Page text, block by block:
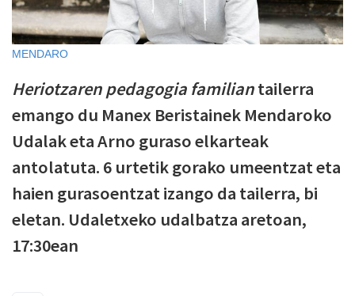
MENDARO
Heriotzaren pedagogia familiantailerra
emango du Manex Beristainek Mendaroko
Udalak eta Arno guraso elkarteak
antolatuta. 6 urtetik gorako umeentzat eta
haien gurasoentzat izango da tailerra, bi
eletan. Udaletxeko udalbatza aretoan,
17:30ean